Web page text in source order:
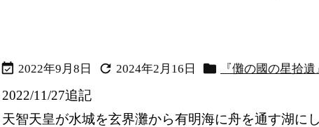
 2022年9月8日  2024年2月16日  『儺の國の星拾遺
2022/11/27追記
天智天皇が水城を玄界灘から有明海に舟を通す湖に